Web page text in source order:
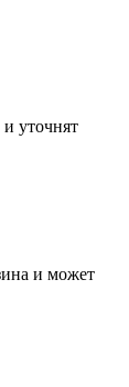
уточнят
и может